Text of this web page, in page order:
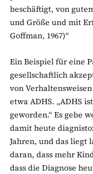
beschäftigt, von
und Größe und mit
Goffman, 1967)“
Ein Beispiel für eine
gesellschaftlich
von
etwa ADHS. „ADHS
geworden.“ Es gebe
damit heute
Jahren, und das liegt
daran, dass mehr
dass die Diagnose